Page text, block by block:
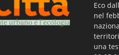
Eco
nel
una